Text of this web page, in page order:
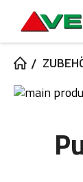
Zum
Bildgalerie
Bildgalerie